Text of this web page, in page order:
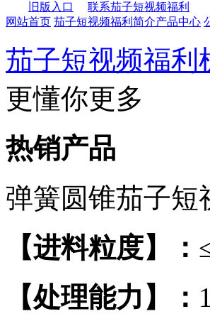
旧版入口 联系茄子短视频福利
网站首页 茄子短视频福利简介产品中心
茄子短视频福利
更懂你更多
热销产品
弹簧圆锥茄子短
【进料粒度】：
【处理能力】：